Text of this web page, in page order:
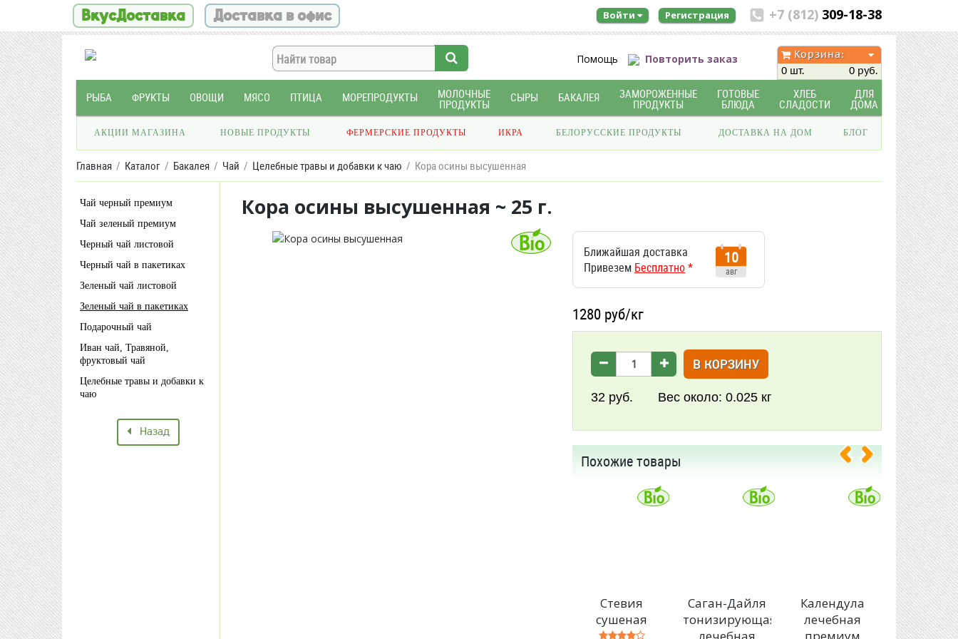
ВкусДоставка Доставка в офис +7 (812) 309-18-38
Войти Регистрация
Помощь Повторить заказ
Корзина:
0 шт.
0 руб.
РЫБА ФРУКТЫ ОВОЩИ МЯСО ПТИЦА МОРЕПРОДУКТЫ МОЛОЧНЫЕ
ПРОДУКТЫ
СЫРЫ БАКАЛЕЯ ЗАМОРОЖЕННЫЕ
ПРОДУКТЫ
ГОТОВЫЕ
БЛЮДА
ХЛЕБ
СЛАДОСТИ
ДЛЯ
ДОМА
АКЦИИ МАГАЗИНА НОВЫЕ ПРОДУКТЫ ФЕРМЕРСКИЕ ПРОДУКТЫ ИКРА БЕЛОРУССКИЕ ПРОДУКТЫ ДОСТАВКА НА ДОМ БЛОГ
Главная Каталог Бакалея Чай Целебные травы и добавки к чаю Кора осины высушенная
Чай черный премиум
Чай зеленый премиум
Черный чай листовой
Черный чай в пакетиках
Зеленый чай листовой
Зеленый чай в пакетиках
Подарочный чай
Иван чай, Травяной,
фруктовый чай
Целебные травы и добавки к
чаю
Назад
Кора осины высушенная ~ 25 г.
Ближайшая доставка
Привезем Бесплатно*
10
авг
1280 руб/кг
В КОРЗИНУ
32 руб. Вес около: 0.025 кг
Похожие товары
Стевия
сушеная
Саган-Дайля
тонизирующая
Календула
лечебная